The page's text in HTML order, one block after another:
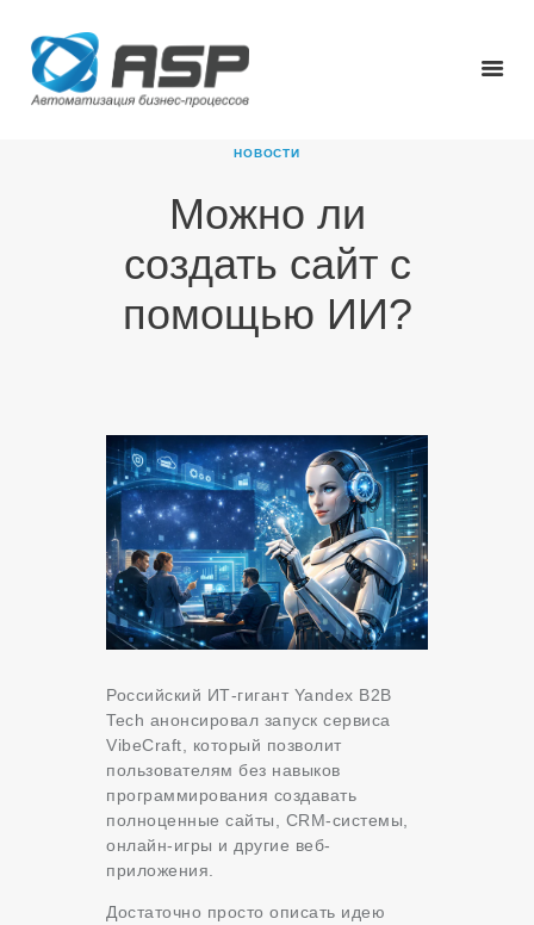
НОВОСТИ
Можно ли
создать сайт с
помощью ИИ?
ГЛАВНАЯ
О КОМПАНИИ
НОВОСТИ
КОНТАКТЫ
Российский ИТ-гигант Yandex B2B
Tech анонсировал запуск сервиса
VibeCraft, который позволит
пользователям без навыков
программирования создавать
полноценные сайты, CRM-системы,
онлайн-игры и другие веб-
приложения.
Достаточно просто описать идею